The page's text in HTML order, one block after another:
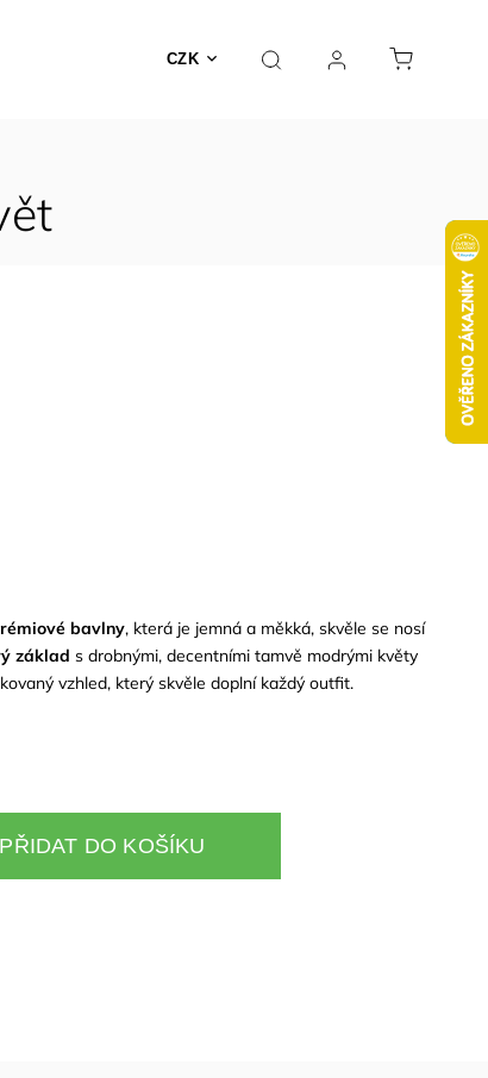
CZK
bavlny, která je jemná a měkká, skvěle se nosí
základ s drobnými, decentními tamvě modrými květy
vzhled, který skvěle doplní každý outfit.
PŘIDAT DO KOŠÍKU